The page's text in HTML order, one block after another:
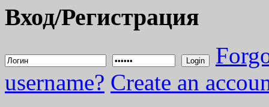
Вход/Регистрация
Login
username? Create an